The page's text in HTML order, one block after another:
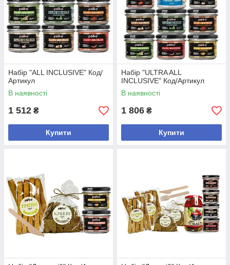
Набір "ALL INCLUSIVE" Код/
Артикул
В наявності
1 512 ₴
Купити
Набір "ULTRA ALL
INCLUSIVE" Код/Артикул
В наявності
1 806 ₴
Купити